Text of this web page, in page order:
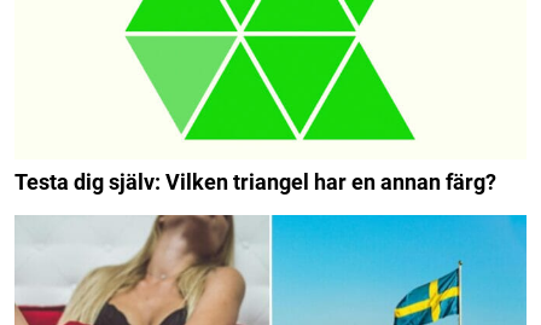
Testa dig själv: Vilken triangel har en annan färg?